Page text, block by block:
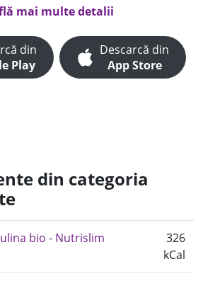
mai multe detalii
din
Play
Descarcă din
App Store
din categoria
bio - Nutrislim
326
kCal